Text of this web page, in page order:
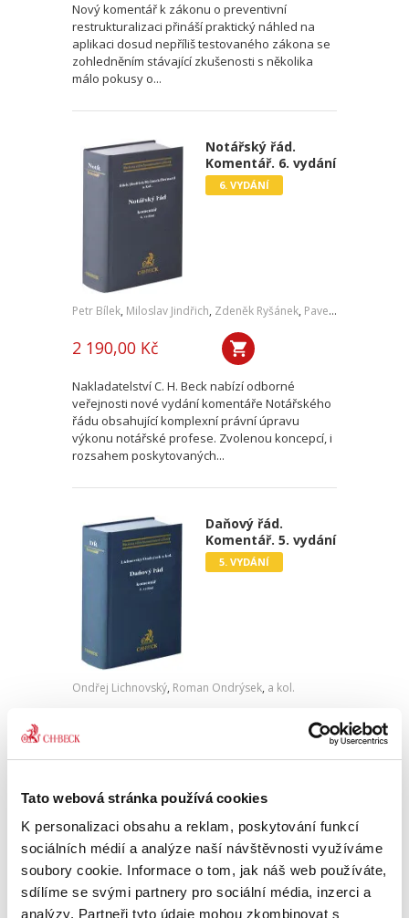
Tato webová stránka používá cookies
K personalizaci obsahu a reklam, poskytování funkcí
sociálních médií a analýze naší návštěvnosti využíváme
soubory cookie. Informace o tom, jak náš web používáte,
sdílíme se svými partnery pro sociální média, inzerci a
analýzy. Partneři tyto údaje mohou zkombinovat s
Nový komentář k zákonu o preventivní
restrukturalizaci přináší praktický náhled na
aplikaci dosud nepříliš testovaného zákona se
zohledněním stávající zkušenosti s několika
málo pokusy o...
Notářský řád.
Komentář. 6. vydání
6. VYDÁNÍ
Petr Bílek, Miloslav Jindřich, Zdeněk Ryšánek, Pavel Bernard
2 190,00 Kč
Nakladatelství C. H. Beck nabízí odborné
veřejnosti nové vydání komentáře Notářského
řádu obsahující komplexní právní úpravu
výkonu notářské profese. Zvolenou koncepcí, i
rozsahem poskytovaných...
Daňový řád.
Komentář. 5. vydání
5. VYDÁNÍ
Ondřej Lichnovský, Roman Ondrýsek, a kol.
Správu daní lze za více jak 10 let od účinnosti
daňového řádu je dnes jen výjimečně
zásahů a změn. Judikatura k...
Zákon o rozhodčím